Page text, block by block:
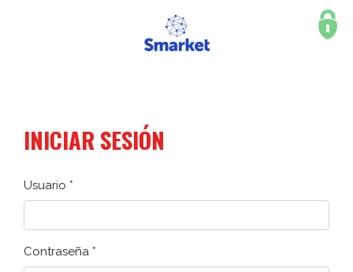
INICIAR SESIÓN
Usuario *
Contraseña *